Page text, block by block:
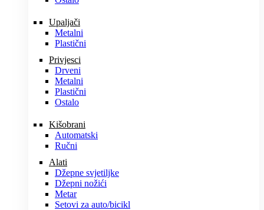
Upaljači
Metalni
Plastični
Privjesci
Drveni
Metalni
Plastični
Ostalo
Kišobrani
Automatski
Ručni
Alati
Džepne svjetiljke
Džepni nožići
Metar
Setovi za auto/bicikl